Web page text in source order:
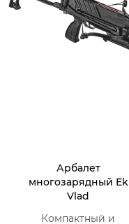
Арбалет
многозарядный Ek
Vlad
Компактный и